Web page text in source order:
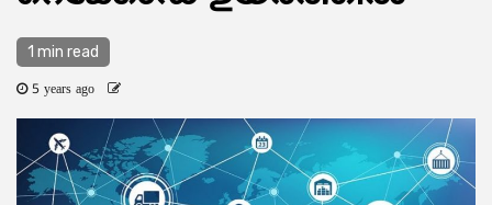
1 min read
5 years ago